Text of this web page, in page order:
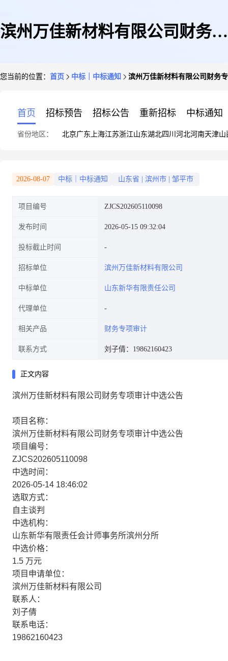
滨州万佳新材料有限公司财务专
您当前的位置： 首页 中标｜中标通知 滨州万佳新材料有限公司财务
首页 招标预告 招标公告 重新招标 中标通知
省份地区： 北京广东 上海江苏浙江山东湖北四川 河北河南天津山
2026-08-07 中标｜中标通知 山东省 滨州市 邹平市
项目编号 ZJCS202605110098
发布时间 2026-05-15 09:32:04
投标截止时间
招标单位 滨州万佳新材料有限公司
中标单位 山东新华有限责任公司
代理单位
相关产品 财务专项审计
联系方式 刘子倩：19862160423
正文内容
滨州万佳新材料有限公司财务专项审计中选公告
项目名称：
滨州万佳新材料有限公司财务专项审计中选公告
项目编号：
ZJCS202605110098
中选时间：
2026-05-14 18:46:02
选取方式：
自主谈判
中选机构：
山东新华有限责任会计师事务所滨州分所
中选价格：
1.5 万元
项目申请单位：
滨州万佳新材料有限公司
联系人：
刘子倩
联系电话：
19862160423